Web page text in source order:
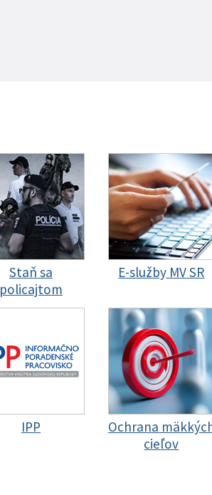
Staň sa
policajtom
E-služby MV SR
IPP
Ochrana
cieľov